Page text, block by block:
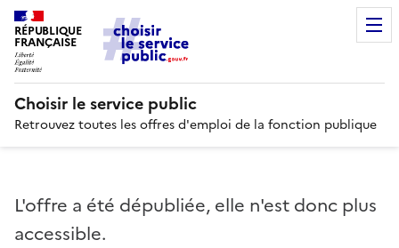
RÉPUBLIQUE
FRANÇAISE
Choisir le service public
Retrouvez toutes les offres d'emploi de la fonction publique
L'offre a été dépubliée, elle n'est donc plus
accessible.